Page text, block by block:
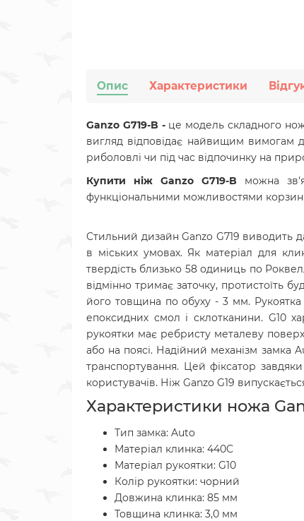
Опис Характеристики
Ganzo G719-B - це модель складного
вигляд відповідає найвищим вимогам
риболовлі чи під час відпочинку на
Купити ніж Ganzo G719-B можна
функціональними можливостями
Стильний дизайн Ganzo G719 виводить
в міських умовах. Як матеріал для
твердість близько 58 одиниць по
відмінно тримає заточку, протистоїть
його товщина по обуху - 3 мм. Рукоятка
епоксидних смол і склотканини. G10
рукоятки має ребристу металеву
або на поясі. Надійний механізм замка
транспортування. Цей фіксатор
користувачів. Ніж Ganzo G19
Характеристики ножа
Тип замка: Auto
Матеріал клинка: 440C
Матеріал рукоятки: G10
Колір рукоятки: чорний
Довжина клинка: 85 мм
Товщина клинка: 3,0 мм